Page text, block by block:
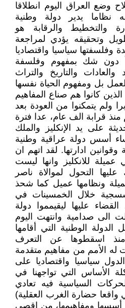
وضع العراق اليوم انطلاقا
نظاما يدير دولة وطنية
والتخطيط والرقابة هو
وتحقيقه يؤدي لمراجعة
وفلسفتها سياسيا واقتصاديا
دون شك بمفهوم وفلسفة
والعادات والتاريخ والتراث
بل ومفهوم الحياة نفسها
كانوا هم صناع المفاهيم
ولم يتمكنوا من العودة بعد
منذ قرابة الف عام، عدا فترة
على يد الإنكليز والملك
أسس دولة عراقية وطنية
ادارتها. لقد اتهم ان
عميلة للانكليز وانها ليست
التحول لموالاة ناصر
ونظامها عميل كما شحذ
خلال الخمسينات في
القضاء عليها ليقيمموا دولة
الى صدامية وانتهت اليوم
الوطنية التي أقامها
اسقطوها عن التعرف
له الأمم من مفاهيم متقدمة
سياسيا واقتصاديا على
الأساس التي تواجهنا في
السياسية فيه تعادي
واقعا حضارة الغرب العقلية)
أسسها ومفاهيمها، من اقصى